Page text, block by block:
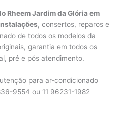
Rheem Jardim da Glória em
, consertos, reparos e
de todos os modelos da
garantia em todos os
pré e pós atendimento.
para ar-condicionado
9554 ou 11 96231-1982